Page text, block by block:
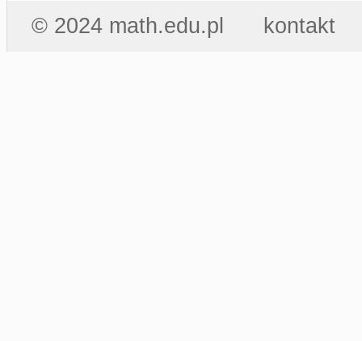
© 2024 math.edu.pl kontakt